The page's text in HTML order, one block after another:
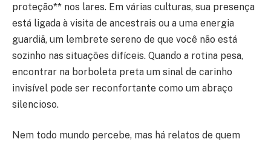
proteção** nos lares. Em várias culturas, sua presença
está ligada à visita de ancestrais ou a uma energia
guardiã, um lembrete sereno de que você não está
sozinho nas situações difíceis. Quando a rotina pesa,
encontrar na borboleta preta um sinal de carinho
invisível pode ser reconfortante como um abraço
silencioso.
Nem todo mundo percebe, mas há relatos de quem